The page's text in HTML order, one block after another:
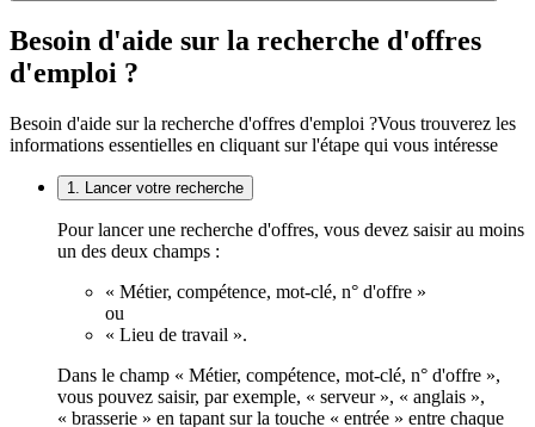
Besoin d'aide sur la recherche d'offres
d'emploi ?
Besoin d'aide sur la recherche d'offres d'emploi ?Vous trouverez les
informations essentielles en cliquant sur l'étape qui vous intéresse
1. Lancer votre recherche
Pour lancer une recherche d'offres, vous devez saisir au moins
un des deux champs :
« Métier, compétence, mot-clé, n° d'offre »
ou
« Lieu de travail ».
Dans le champ « Métier, compétence, mot-clé, n° d'offre »,
vous pouvez saisir, par exemple, « serveur », « anglais »,
« brasserie » en tapant sur la touche « entrée » entre chaque